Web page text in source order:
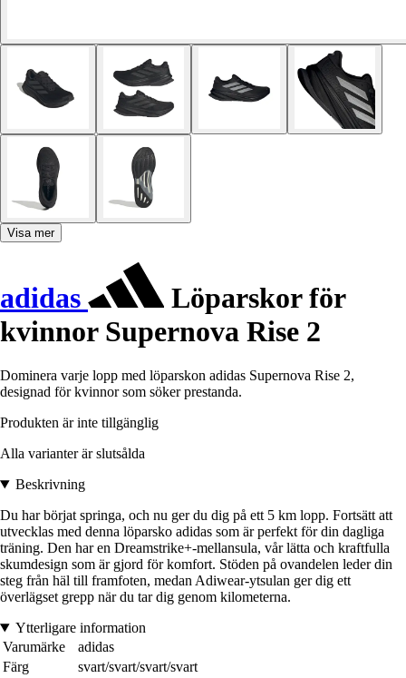
Visa mer
adidas
Löparskor för
kvinnor Supernova Rise 2
Dominera varje lopp med löparskon adidas Supernova Rise 2,
designad för kvinnor som söker prestanda.
Produkten är inte tillgänglig
Alla varianter är slutsålda
Beskrivning
Du har börjat springa, och nu ger du dig på ett 5 km lopp. Fortsätt att
utvecklas med denna löparsko adidas som är perfekt för din dagliga
träning. Den har en Dreamstrike+-mellansula, vår lätta och kraftfulla
skumdesign som är gjord för komfort. Stöden på ovandelen leder din
steg från häl till framfoten, medan Adiwear-ytsulan ger dig ett
överlägset grepp när du tar dig genom kilometerna.
Ytterligare information
Varumärke
adidas
Färg
svart/svart/svart/svart